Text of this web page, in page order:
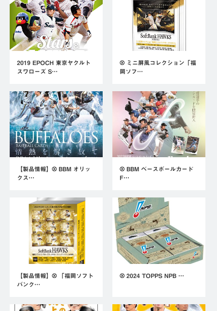
2019 EPOCH 東京ヤクルト
スワローズ S…
⚾ ミニ屏風コレクション「福
岡ソフ…
【製品情報】⚾ BBM オリッ
クス…
⚾ BBM ベースボールカード
F…
【製品情報】⚾ 「福岡ソフト
バンク…
⚾ 2024 TOPPS NPB …